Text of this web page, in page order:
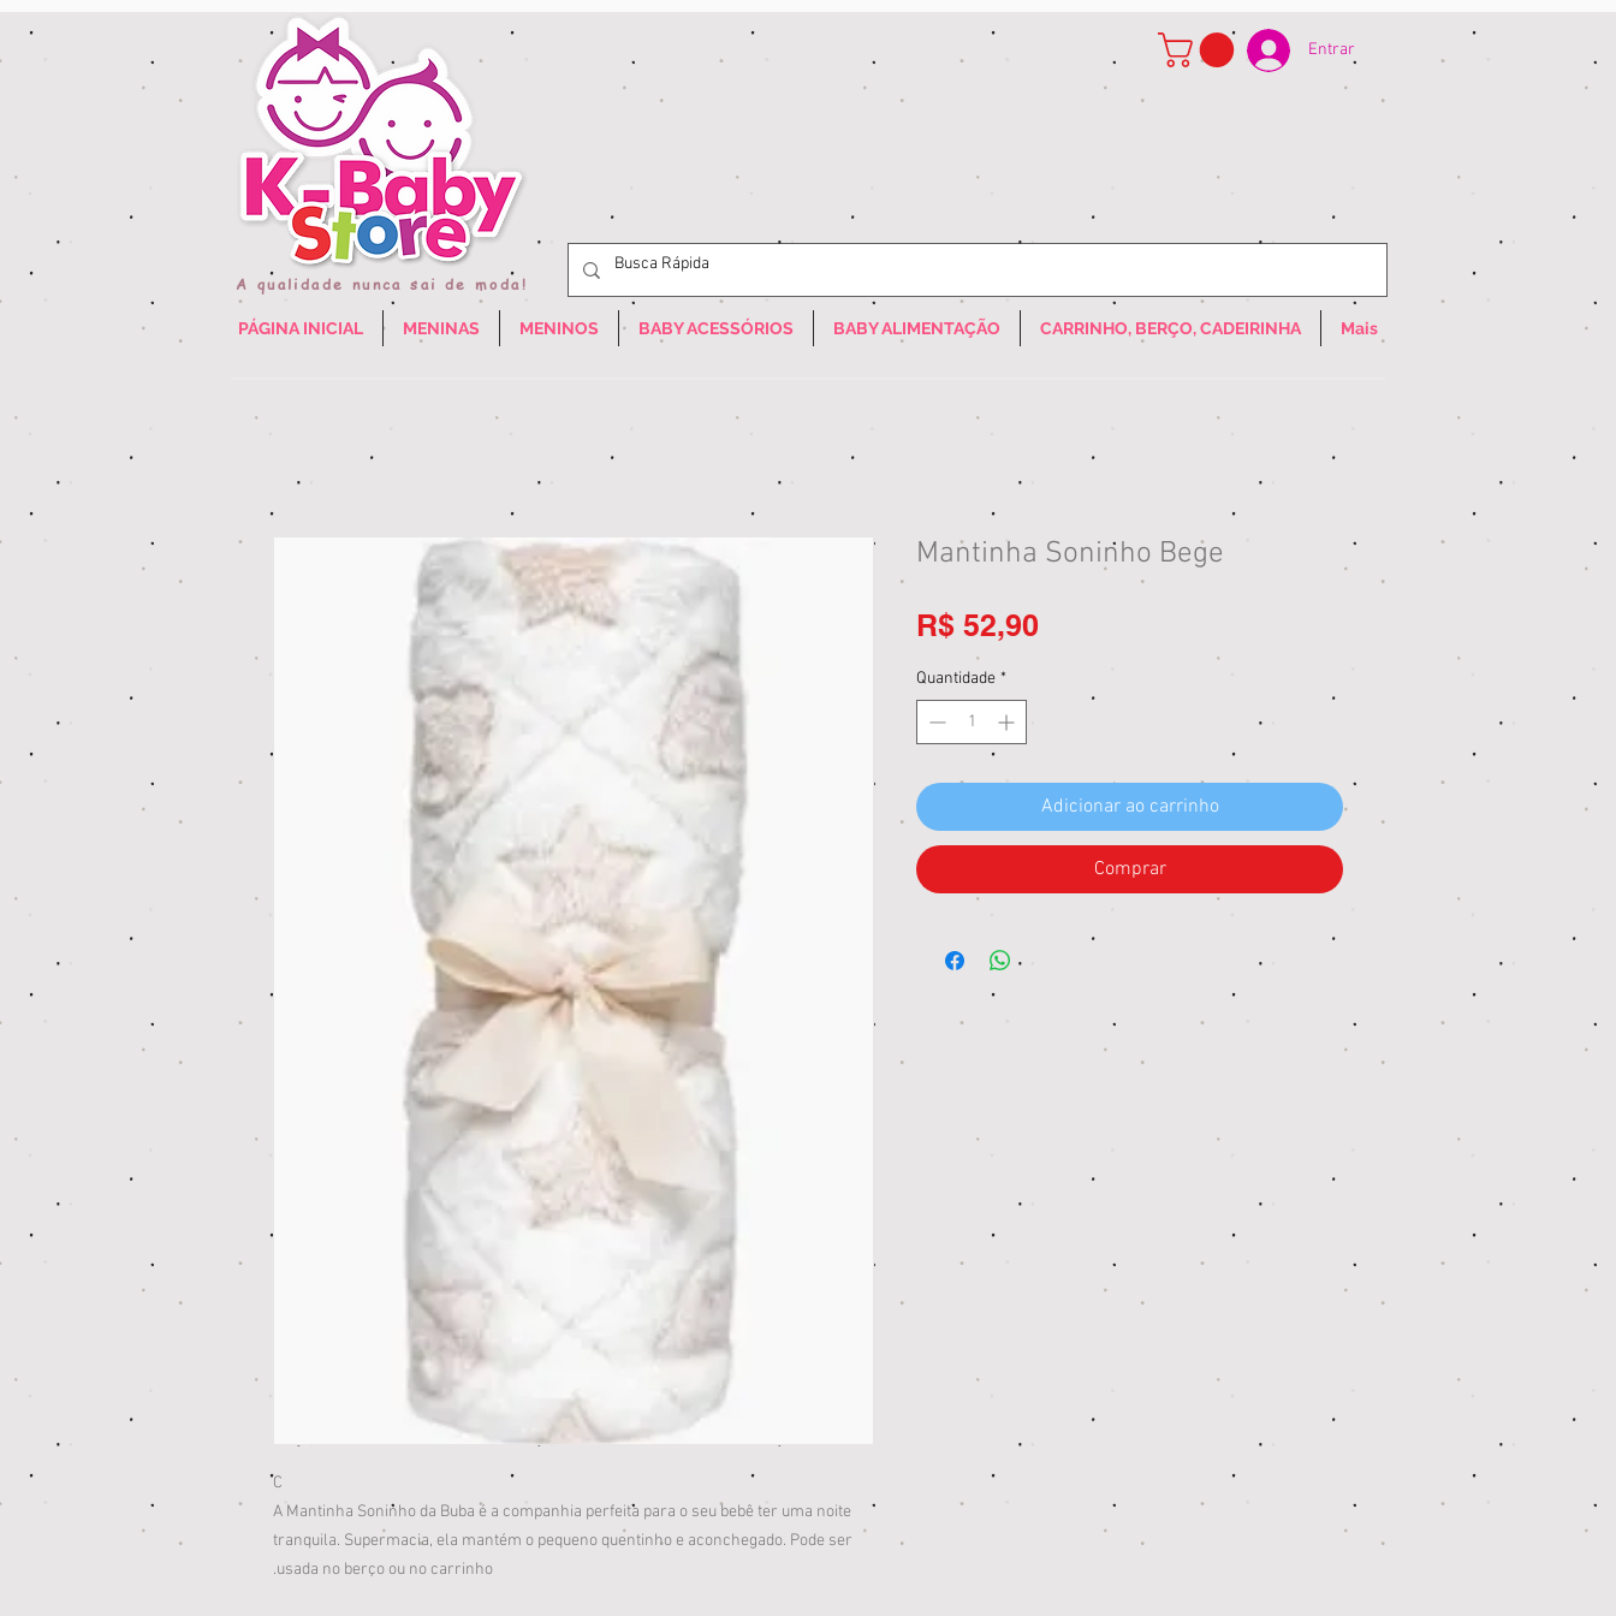
A qualidade nunca sai de moda!
Entrar
PÁGINA INICIAL MENINAS MENINOS BABY ACESSÓRIOS BABY ALIMENTAÇÃO CARRINHO, BERÇO, CADEIRINHA Mais
C
A Mantinha Soninho da Buba é a companhia perfeita para o seu bebê ter uma noite
tranquila. Supermacia, ela mantém o pequeno quentinho e aconchegado. Pode ser
usada no berço ou no carrinho.
Mantinha Soninho Bege
R$ 52,90
Quantidade *
Adicionar ao carrinho
Comprar